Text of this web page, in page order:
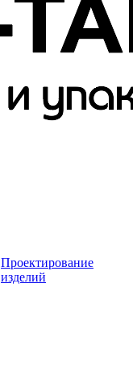
Проектирование
изделий